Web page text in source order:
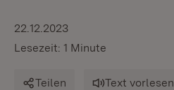
22.12.2023
Lesezeit: 1 Minute
Teilen Text vorlesen